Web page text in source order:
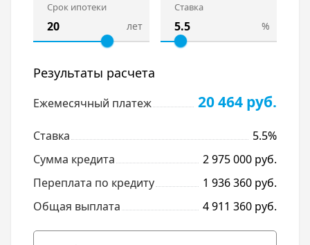
Срок ипотеки
лет
Ставка
%
Результаты расчета
Ежемесячный платеж 20 464 руб.
Ставка
5.5%
Сумма кредита
2 975 000 руб.
Переплата по кредиту
1 936 360 руб.
Общая выплата
4 911 360 руб.